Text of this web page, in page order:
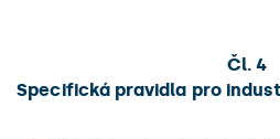
Čl. 4
Specifická pravidla pro